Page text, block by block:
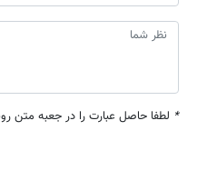
* لطفا حاصل عبارت را در جعبه متن